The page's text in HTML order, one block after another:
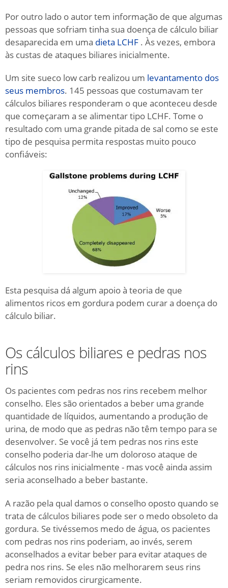
Por outro lado o autor tem informação de que algumas
pessoas que sofriam tinha sua doença de cálculo biliar
desaparecida em uma dieta LCHF . Às vezes, embora
às custas de ataques biliares inicialmente.
Um site sueco low carb realizou um levantamento dos
seus membros. 145 pessoas que costumavam ter
cálculos biliares responderam o que aconteceu desde
que começaram a se alimentar tipo LCHF. Tome o
resultado com uma grande pitada de sal como se este
tipo de pesquisa permita respostas muito pouco
confiáveis:
Esta pesquisa dá algum apoio à teoria de que
alimentos ricos em gordura podem curar a doença do
cálculo biliar.
Os cálculos biliares e pedras nos
rins
Os pacientes com pedras nos rins recebem melhor
conselho. Eles são orientados a beber uma grande
quantidade de líquidos, aumentando a produção de
urina, de modo que as pedras não têm tempo para se
desenvolver. Se você já tem pedras nos rins este
conselho poderia dar-lhe um doloroso ataque de
cálculos nos rins inicialmente - mas você ainda assim
seria aconselhado a beber bastante.
A razão pela qual damos o conselho oposto quando se
trata de cálculos biliares pode ser o medo obsoleto da
gordura. Se tivéssemos medo de água, os pacientes
com pedras nos rins poderiam, ao invés, serem
aconselhados a evitar beber para evitar ataques de
pedra nos rins. Se eles não melhorarem seus rins
seriam removidos cirurgicamente.